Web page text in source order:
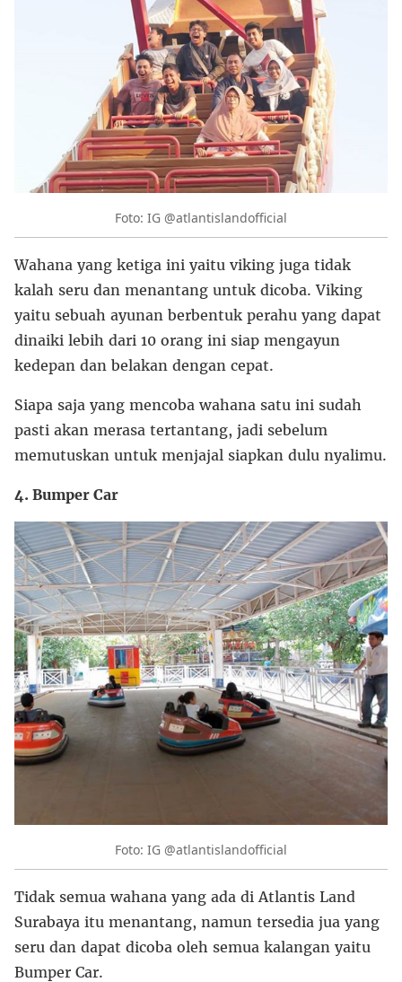
Foto: IG @atlantislandofficial
Wahana yang ketiga ini yaitu viking juga tidak
kalah seru dan menantang untuk dicoba. Viking
yaitu sebuah ayunan berbentuk perahu yang dapat
dinaiki lebih dari 10 orang ini siap mengayun
kedepan dan belakan dengan cepat.
Siapa saja yang mencoba wahana satu ini sudah
pasti akan merasa tertantang, jadi sebelum
memutuskan untuk menjajal siapkan dulu nyalimu.
4. Bumper Car
Foto: IG @atlantislandofficial
Tidak semua wahana yang ada di Atlantis Land
Surabaya itu menantang, namun tersedia jua yang
seru dan dapat dicoba oleh semua kalangan yaitu
Bumper Car.